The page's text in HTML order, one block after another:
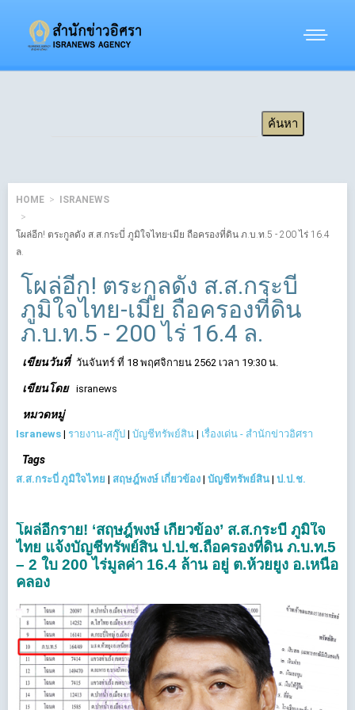
HOME ISRANEWS
โผล่อีก! ตระกูลดัง ส.ส.กระบี่ ภูมิใจไทย-เมีย ถือครองที่ดิน ภ.บ.ท.5 - 200 ไร่ 16.4
ล.
โผล่อีก! ตระกูลดัง ส.ส.กระบี่
ภูมิใจไทย-เมีย ถือครองที่ดิน
ภ.บ.ท.5 - 200 ไร่ 16.4 ล.
เขียนวันที่ วันจันทร์ ที่ 18 พฤศจิกายน 2562 เวลา 19:30 น.
เขียนโดย isranews
หมวดหมู่
Isranews | รายงาน-สกู๊ป | บัญชีทรัพย์สิน | เรื่องเด่น - สำนักข่าวอิศรา
Tags
ส.ส.กระบี่ ภูมิใจไทย | สฤษฎ์พงษ์ เกี่ยวข้อง | บัญชีทรัพย์สิน | ป.ป.ช.
โผล่อีกราย! ‘สฤษฎ์พงษ์ เกี่ยวข้อง’ ส.ส.กระบี่ ภูมิใจ
ไทย แจ้งบัญชีทรัพย์สิน ป.ป.ช.ถือครองที่ดิน ภ.บ.ท.5
– 2 ใบ 200 ไร่มูลค่า 16.4 ล้าน อยู่ ต.ห้วยยูง อ.เหนือ
คลอง